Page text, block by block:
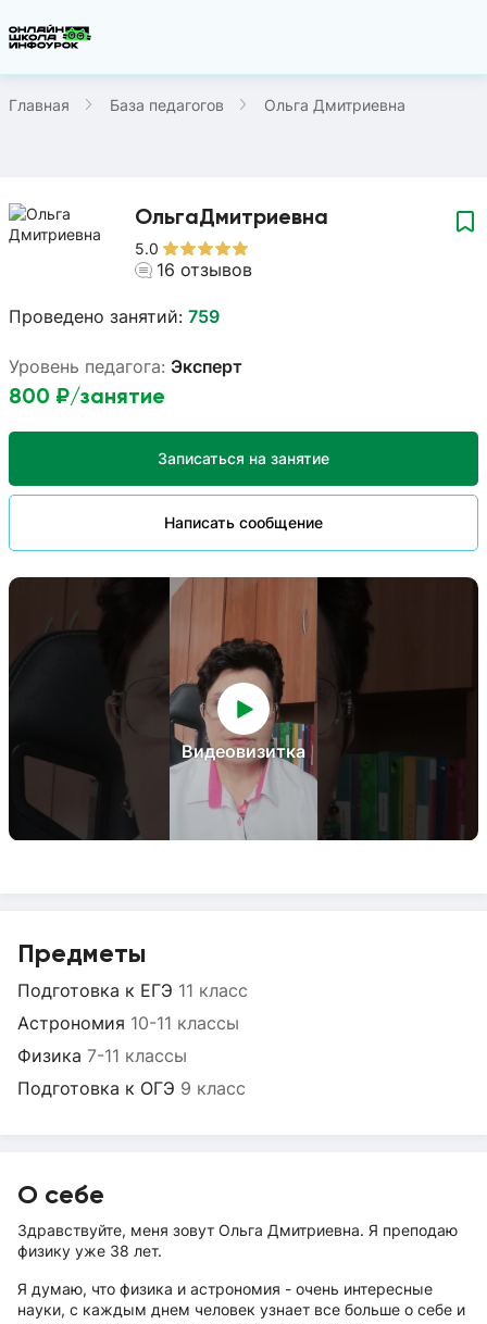
Главная База педагогов Ольга Дмитриевна
ОльгаДмитриевна
5.0
16 отзывов
Проведено занятий: 759
Видеовизитка
Уровень педагога: Эксперт
800 ₽/занятие
Записаться на занятие
Написать сообщение
Предметы
Подготовка к ЕГЭ 11 класс
Астрономия 10-11 классы
Физика 7-11 классы
Подготовка к ОГЭ 9 класс
О себе
Здравствуйте, меня зовут Ольга Дмитриевна. Я преподаю
физику уже 38 лет.
Я думаю, что физика и астрономия - очень интересные
науки, с каждым днем человек узнает все больше о себе и